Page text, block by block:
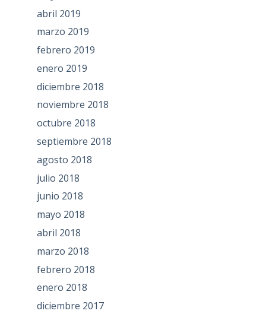
abril 2019
marzo 2019
febrero 2019
enero 2019
diciembre 2018
noviembre 2018
octubre 2018
septiembre 2018
agosto 2018
julio 2018
junio 2018
mayo 2018
abril 2018
marzo 2018
febrero 2018
enero 2018
diciembre 2017